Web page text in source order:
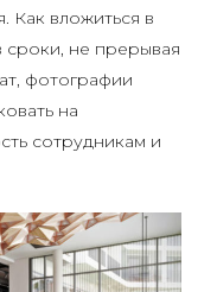
вложиться в
сроки, не прерывая
фотографии
на
сотрудникам и